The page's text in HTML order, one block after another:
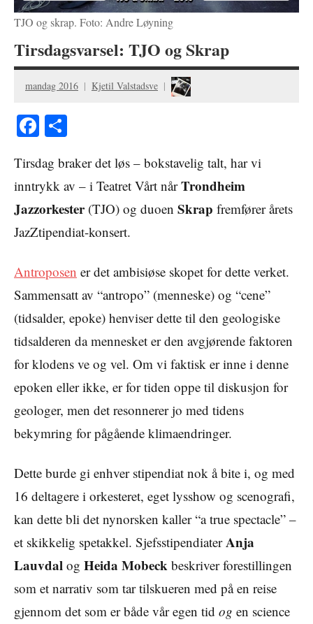
TJO og skrap. Foto: Andre Løyning
Tirsdagsvarsel: TJO og Skrap
mandag 2016 Kjetil Valstadsve
Facebook
Tirsdag braker det løs – bokstavelig talt, har vi
inntrykk av – i Teatret Vårt nårTrondheim
Jazzorkester(TJO) og duoen Skrap fremfører årets
JazZtipendiat-konsert.
Antroposen er det ambisiøse skopet for dette verket.
Sammensatt av “antropo” (menneske) og “cene”
(tidsalder, epoke) henviser dette til den geologiske
tidsalderen da mennesket er den avgjørende faktoren
for klodens ve og vel. Om vi faktisk er inne i denne
epoken eller ikke, er for tiden oppe til diskusjon for
geologer, men det resonnerer jo med tidens
bekymring for pågående klimaendringer.
Dette burde gi enhver stipendiat nok å bite i, og med
16 deltagere i orkesteret, eget lysshow og scenografi,
kan dette bli det nynorsken kaller “a true spectacle” –
et skikkelig spetakkel. SjefsstipendiaterAnja
Lauvdal og Heida Mobeck beskriver forestillingen
som et narrativ som tar tilskueren med på en reise
gjennom det som er både vår egen tid og en science